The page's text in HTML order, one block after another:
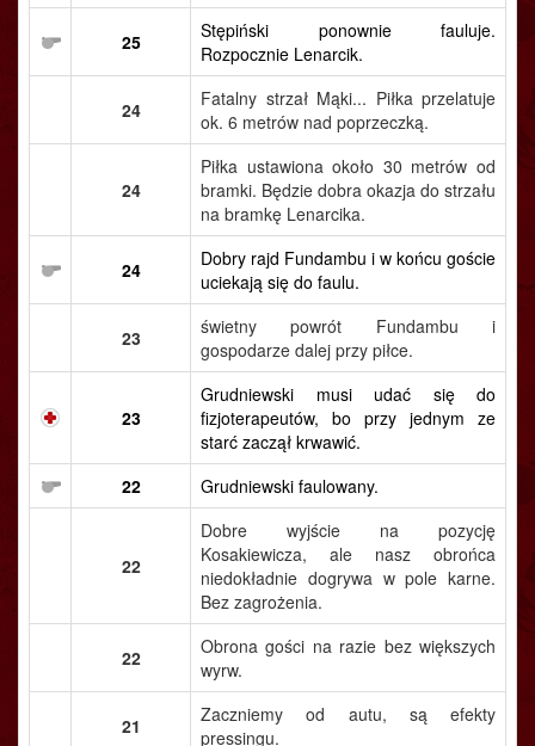
25
Stępiński ponownie fauluje.
Rozpocznie Lenarcik.
24
Fatalny strzał Mąki... Piłka przelatuje
ok. 6 metrów nad poprzeczką.
24
Piłka ustawiona około 30 metrów od
bramki. Będzie dobra okazja do strzału
na bramkę Lenarcika.
24
Dobry rajd Fundambu i w końcu goście
uciekają się do faulu.
23
świetny powrót Fundambu i
gospodarze dalej przy piłce.
23
Grudniewski musi udać się do
fizjoterapeutów, bo przy jednym ze
starć zaczął krwawić.
22
Grudniewski faulowany.
22
Dobre wyjście na pozycję
Kosakiewicza, ale nasz obrońca
niedokładnie dogrywa w pole karne.
Bez zagrożenia.
22
Obrona gości na razie bez większych
wyrw.
21
Zaczniemy od autu, są efekty
pressingu.